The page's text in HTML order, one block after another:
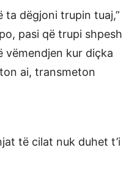
ta dëgjoni trupin tuaj,”
pasi që trupi shpesh
vëmendjen kur diçka
ai, transmeton
të cilat nuk duhet t’i